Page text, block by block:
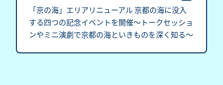
「京の海」エリアリニューアル 京都の海に没入
する四つの記念イベントを開催～トークセッショ
ンやミニ演劇で京都の海といきものを深く知る～